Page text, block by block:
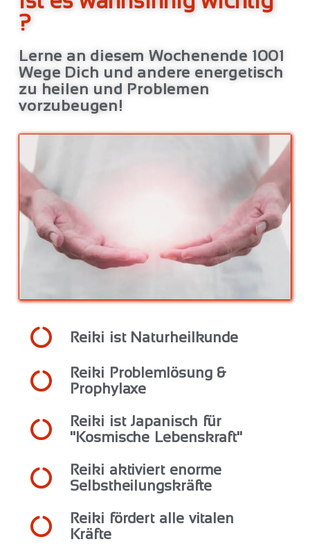
?
Lerne an diesem Wochenende 1001
Wege Dich und andere energetisch
zu heilen und Problemen
vorzubeugen!
Reiki ist Naturheilkunde
Reiki Problemlösung &
Prophylaxe
Reiki ist Japanisch für
"Kosmische Lebenskraft"
Reiki aktiviert enorme
Selbstheilungskräfte
Reiki fördert alle vitalen
Kräfte